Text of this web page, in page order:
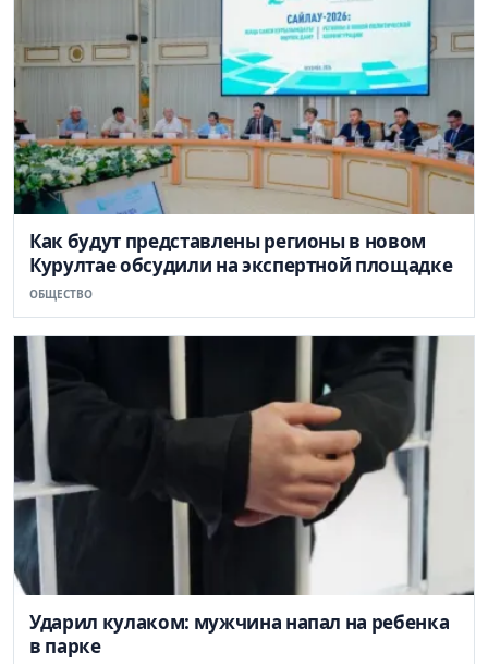
Как будут представлены регионы в новом
Курултае обсудили на экспертной площадке
ОБЩЕСТВО
Ударил кулаком: мужчина напал на ребенка
в парке